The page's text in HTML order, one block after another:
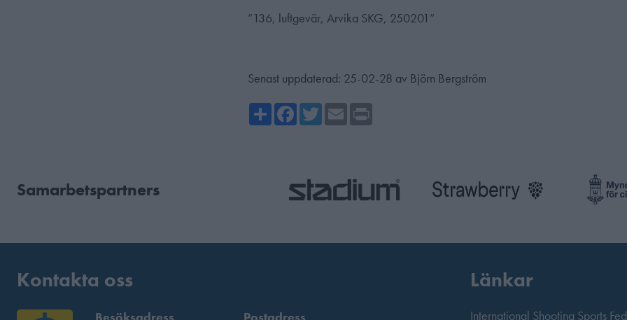
”136, luftgevär, Arvika SKG, 250201”
Senast uppdaterad: 25-02-28 av Björn Bergström
ShareFacebook
TwitterEmail
Samarbetspartners
Kontakta oss Länkar
International Shooting Sports